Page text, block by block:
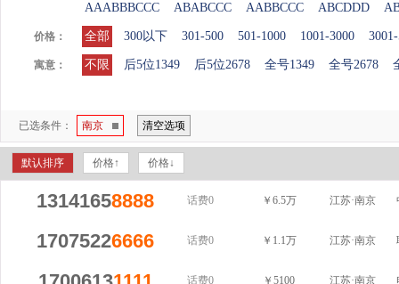
AAABBBCCC
ABABCCC AABBCCC ABCDDD
价格： 全部 300以下 301-500 501-1000 1001-3000
寓意： 不限 后5位1349 后5位2678 全号1349 全号2678
已选条件： 南京 清空选项
默认排序 价格↑ 价格↓
13141658888 话费0 ￥6.5万 江苏·南京
17075226666 话费0 ￥1.1万 江苏·南京
话费0 ￥5100 江苏·南京